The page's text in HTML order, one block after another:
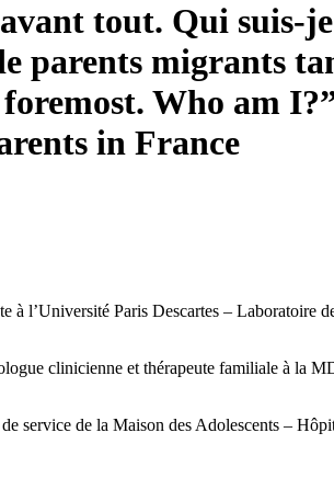
tout. Qui suis-
parents migrants
Who am
in France
l’Université Paris Descartes – Laboratoire
clinicienne et thérapeute familiale à la
service de la Maison des Adolescents –